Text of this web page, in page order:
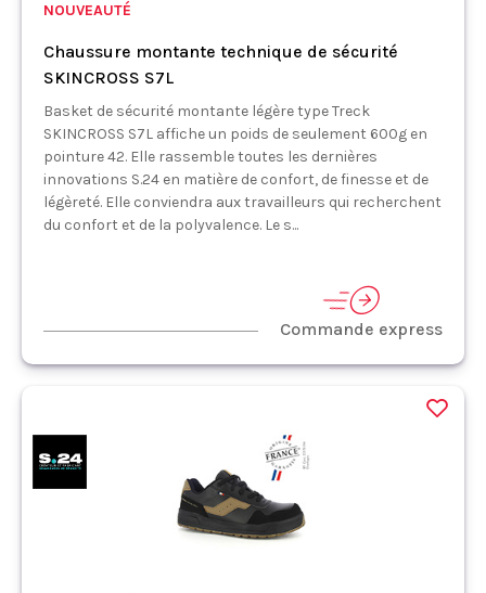
NOUVEAUTÉ
Chaussure montante technique de sécurité
SKINCROSS S7L
Basket de sécurité montante légère type Treck
SKINCROSS S7L affiche un poids de seulement 600g en
pointure 42. Elle rassemble toutes les dernières
innovations S.24 en matière de confort, de finesse et de
légèreté. Elle conviendra aux travailleurs qui recherchent
du confort et de la polyvalence. Le s...
Commande express